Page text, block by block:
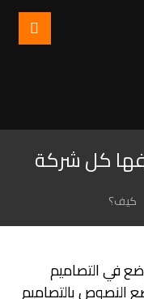
كل شركة
كيف؟
في التصاميم
النصوص بالتصاميم